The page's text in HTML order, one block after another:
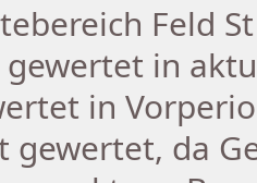
Feld
gewertet in
in
gewertet, da